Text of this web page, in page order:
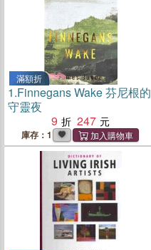
滿額折
1.Finnegans Wake 芬尼根的
守靈夜
9
247
庫存：1